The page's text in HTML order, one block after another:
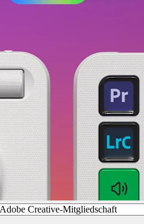
Creative-Mitgliedschaft